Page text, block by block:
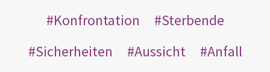
Konfrontation
Sterbende
Sicherheiten
Aussicht
Anfall